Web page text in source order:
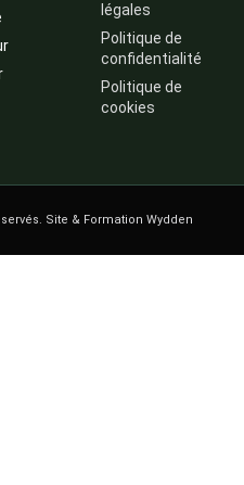
légales
Politique de
confidentialité
Politique de
cookies
Site & Formation Wydden